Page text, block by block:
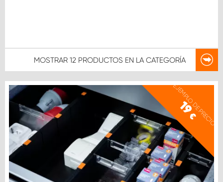
MOSTRAR 12 PRODUCTOS EN LA CATEGORÍA
EJEMPLO DE PRECIO
19
€